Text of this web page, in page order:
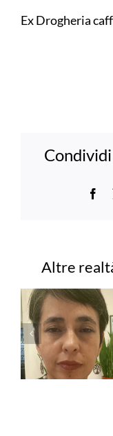
Ex Drogheria
Progetti